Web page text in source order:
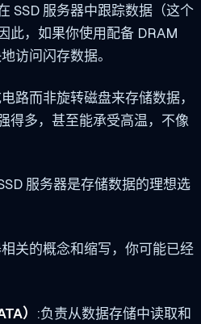
SSD 服务器中跟踪数据（这个
此，如果你使用配备 DRAM
访问闪存数据。
路而非旋转磁盘来存储数据，
得多，甚至能承受高温，不像
服务器是存储数据的理想选
关的概念和缩写，你可能已经
） :负责从数据存储中读取和